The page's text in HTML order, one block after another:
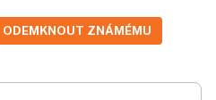
ODEMKNOUT ZNÁMÉMU